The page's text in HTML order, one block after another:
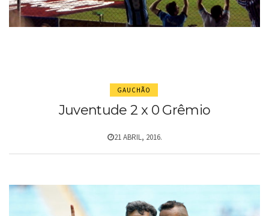
GAUCHÃO
Juventude 2 x 0 Grêmio
21 ABRIL, 2016.